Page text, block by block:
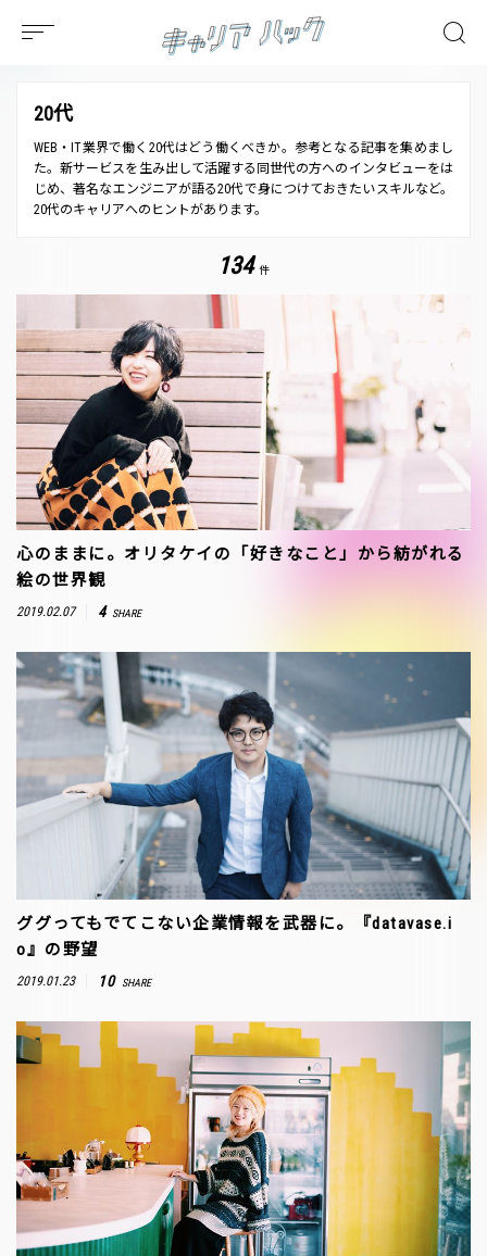
20代
WEB・IT業界で働く20代はどう働くべきか。参考となる記事を集めまし
た。新サービスを生み出して活躍する同世代の方へのインタビューをは
じめ、著名なエンジニアが語る20代で身につけておきたいスキルなど。
20代のキャリアへのヒントがあります。
134 件
心のままに。オリタケイの「好きなこと」から紡がれる
絵の世界観
2019.02.07 4 SHARE
ググってもでてこない企業情報を武器に。『datavase.i
o』の野望
2019.01.23 10 SHARE